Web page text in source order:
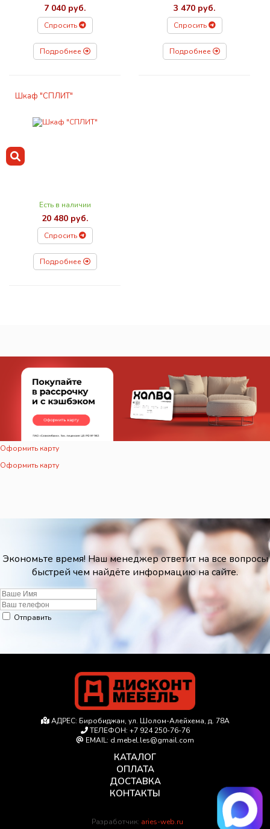
7 040 руб.
Спросить
Подробнее
3 470 руб.
Спросить
Подробнее
Шкаф "СПЛИТ"
Есть в наличии
20 480 руб.
Спросить
Подробнее
Оформить карту
Оформить карту
Экономьте время! Наш менеджер ответит на все вопросы
быстрей чем найдёте информацию на сайте.
Отправить
АДРЕС: Биробиджан, ул. Шолом-Алейхема, д. 78А
ТЕЛЕФОН: +7 924 250-76-76
EMAIL: d.mebel.les@gmail.com
КАТАЛОГ
ОПЛАТА
ДОСТАВКА
КОНТАКТЫ
Разработчик: aries-web.ru